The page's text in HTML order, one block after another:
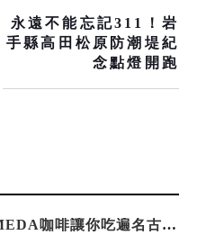
永遠不能忘記311！岩
手縣高田松原防潮堤紀
念點燈開跑
台灣吃不到！和風版KOMEDA咖啡讓你吃遍名古屋在地美食